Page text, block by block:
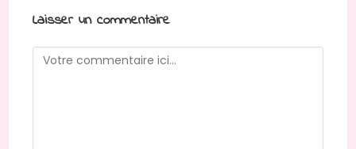
Laisser un commentaire
Comment